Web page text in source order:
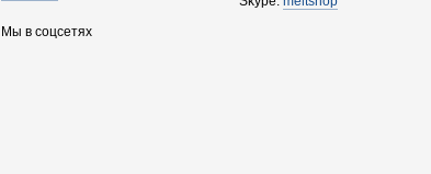
Мы в соцсетях